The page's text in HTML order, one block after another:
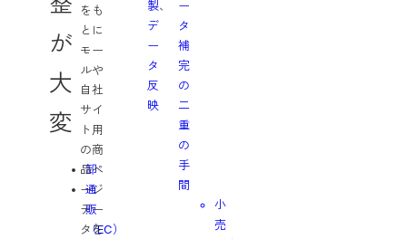
が
大
変
卸
通
販
（EC）
をも
とに
モー
ルや
自社
サイ
ト用
の商
品ペ
ージ
デー
タを
製、
デ
ー
タ
反
映
ー
タ
補
完
の
二
重
の
手
間
小
売